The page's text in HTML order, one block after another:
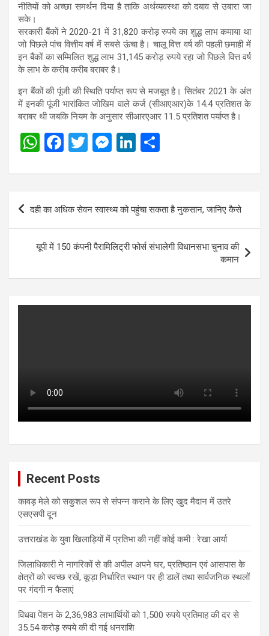
नीतियों को अच्छा समर्थन दिया है ताकि अर्थव्यवस्था को दबाव से उबारा जा
सके।
सरकारी बैंकों ने 2020-21 में 31,820 करोड़ रुपये का शुद्ध लाभ कमाया था
जो पिछले पांच वित्तीय वर्ष में सबसे ऊंचा है। चालू वित्त वर्ष की पहली छमाही में
इन बैंकों का सम्मिलित शुद्ध लाभ 31,145 करोड़ रुपये रहा जो पिछले वित्त वर्ष
के लाभ के करीब करीब बराबर है।
इन बैंकों की पूंजी की स्थिति पर्याप्त रूप से मजबूत है। सितंबर 2021 के अंत
में इनकी पूंजी भारांकित जोखिम वाले कर्ज (सीआएआर)के 14.4 प्रतिशत के
बराबर थी जबकि नियम के अनुसार सीआरएआर 11.5 प्रतिशत पर्याप्त है।
W
at
s
A
p
p
F
ce
b
o
o
k
T
tt
M
se
g
er
Li
ke
dI
n
ar
Post
दही का अधिक सेवन स्वास्थ्य को पहुंचा सकता है नुकसान, जानिए कैसे
यूपी में 150 कंपनी पैरामिलिट्री फोर्स संभालेगी विधानसभा चुनाव की
कमान
Recent Posts
कावड़ मेले को सकुशल रूप से संपन्न कराने के लिए खुद मैदान में उतरे
एसएसपी दून
उत्तराखंड के युवा खिलाड़ियों में प्रतिभा की नहीं कोई कमी : रेखा आर्या
जिलाधिकारी ने नागरिकों से की अपील अपने घर, प्रतिष्ठान एवं आसपास के
क्षेत्रों को स्वच्छ रखें, कूड़ा निर्धारित स्थान पर ही डालें तथा सार्वजनिक स्थलों
पर गंदगी न फैलाएं
विधवा पेंशन के 2,36,983 लाभार्थियों को 1,500 रुपये प्रतिमाह की दर से
35.54 करोड़ रुपये की दी गई धनराशि